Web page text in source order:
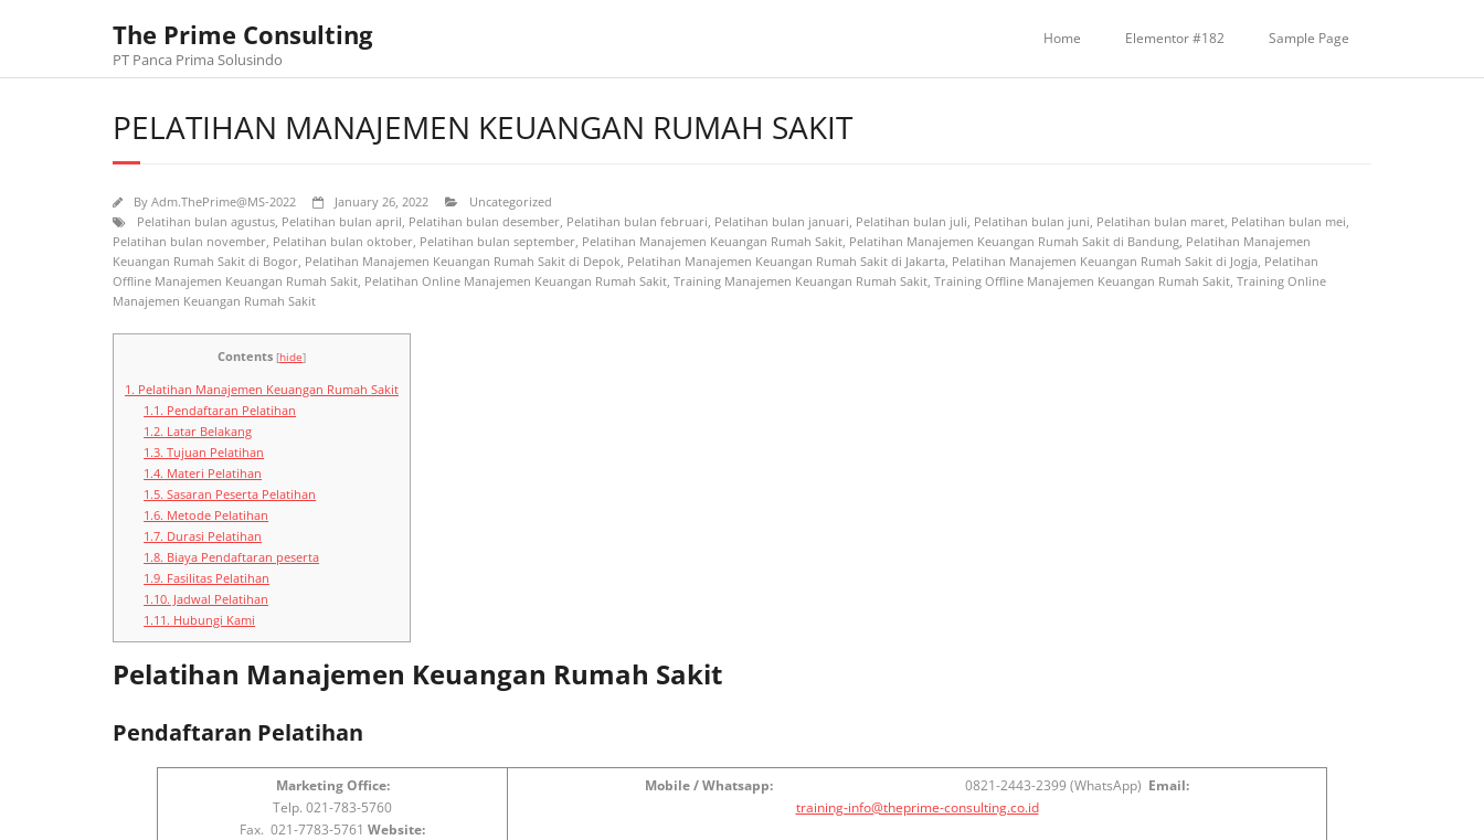
The Prime Consulting
PT Panca Prima Solusindo
Home Elementor #182 Sample Page
PELATIHAN MANAJEMEN KEUANGAN RUMAH SAKIT
By Adm.ThePrime@MS-2022 January 26, 2022
Uncategorized
Pelatihan bulan agustus, Pelatihan bulan april, Pelatihan bulan desember, Pelatihan bulan februari, Pelatihan bulan januari, Pelatihan bulan juli, Pelatihan bulan juni, Pelatihan bulan maret, Pelatihan bulan mei,
Pelatihan bulan november, Pelatihan bulan oktober, Pelatihan bulan september, Pelatihan Manajemen Keuangan Rumah Sakit, Pelatihan Manajemen Keuangan Rumah Sakit di Bandung, Pelatihan Manajemen
Keuangan Rumah Sakit di Bogor, Pelatihan Manajemen Keuangan Rumah Sakit di Depok, Pelatihan Manajemen Keuangan Rumah Sakit di Jakarta, Pelatihan Manajemen Keuangan Rumah Sakit di Jogja, Pelatihan
Offline Manajemen Keuangan Rumah Sakit, Pelatihan Online Manajemen Keuangan Rumah Sakit, Training Manajemen Keuangan Rumah Sakit, Training Offline Manajemen Keuangan Rumah Sakit, Training Online
Manajemen Keuangan Rumah Sakit
Contents [hide]
1. Pelatihan Manajemen Keuangan Rumah Sakit
1.1. Pendaftaran Pelatihan
1.2. Latar Belakang
1.3. Tujuan Pelatihan
1.4. Materi Pelatihan
1.5. Sasaran Peserta Pelatihan
1.6. Metode Pelatihan
1.7. Durasi Pelatihan
1.8. Biaya Pendaftaran peserta
1.9. Fasilitas Pelatihan
1.10. Jadwal Pelatihan
1.11. Hubungi Kami
Pelatihan Manajemen Keuangan Rumah Sakit
Pendaftaran Pelatihan
Marketing Office:
Telp. 021-783-5760
Fax. 021-7783-5761 Website:
Mobile / Whatsapp: 0821-2443-2399 (WhatsApp) Email:
training-info@theprime-consulting.co.id